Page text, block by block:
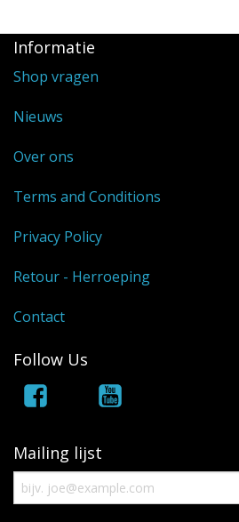
Informatie
Shop vragen
Nieuws
Over ons
Terms and Conditions
Privacy Policy
Retour - Herroeping
Contact
Follow Us
Mailing lijst